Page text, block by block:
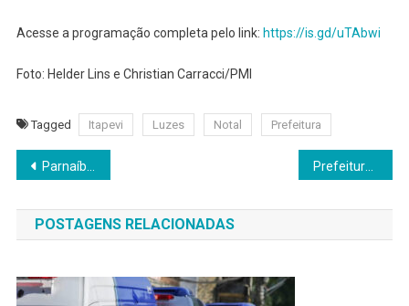
Acesse a programação completa pelo link: https://is.gd/uTAbwi
Foto: Helder Lins e Christian Carracci/PMI
Tagged Itapevi Luzes Notal Prefeitura
Navegação
de
Post
Parnaíba Mais Leve encerra 12ª edição com caminhada, premiações e histórias inspiradoras
POSTAGENS RELACIONADAS